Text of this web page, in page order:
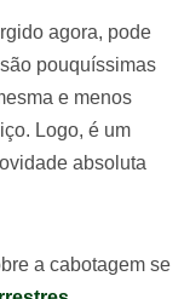
agora, pode
pouquíssimas
e menos
Logo, é um
absoluta
a cabotagem se